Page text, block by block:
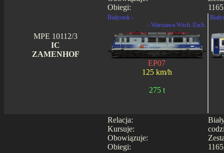
Obiegi:
MPE 10112/3
IC
ZAMENHOF
Białystok -
- Warszawa Wsch./Zach.
EP07
125 km/h
275 t
Relacja:
Kursuje:
Obowiązuje:
Obiegi: